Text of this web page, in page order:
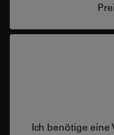
Ich benötige eine